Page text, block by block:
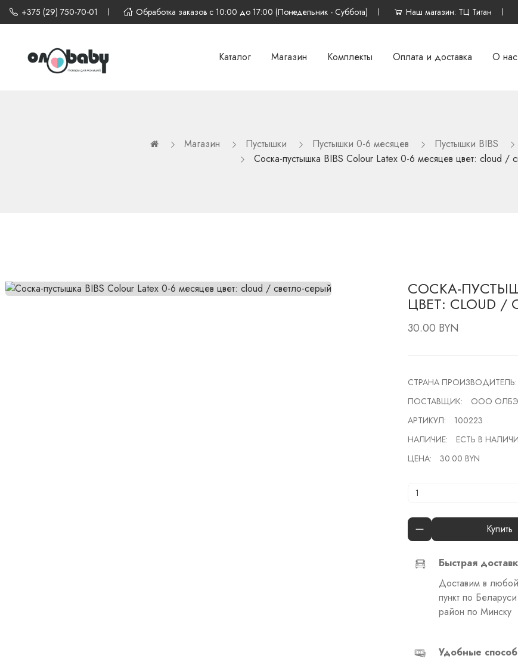
+375 (29) 750-70-01 Обработка заказов с 10:00 до 17:00 (Понедельник - Суббота) Наш магазин: ТЦ Титан
Каталог Магазин Комплекты Оплата и доставка О нас
Магазин Пустышки Пустышки 0-6 месяцев Пустышки BIBS
Cоска-пустышка BIBS Colour Latex 0-6 месяцев цвет: cloud /
CОСКА-
ЦВЕТ: CLOUD
30.00 BYN
СТРАНА ПРОИЗВОДИТЕЛЬ:
ПОСТАВЩИК:
ООО
АРТИКУЛ:
100223
НАЛИЧИЕ:
ЕСТЬ В
ЦЕНА:
30.00 BYN
Купить
Быстрая
Доставим в
пункт по
район по Минску
Удобные